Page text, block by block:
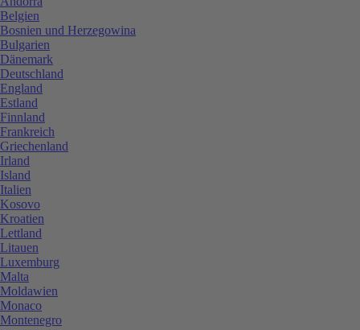
Belgien
Bosnien und Herzegowina
Bulgarien
Dänemark
Deutschland
England
Estland
Finnland
Frankreich
Griechenland
Irland
Island
Italien
Kosovo
Kroatien
Lettland
Litauen
Luxemburg
Malta
Moldawien
Monaco
Montenegro